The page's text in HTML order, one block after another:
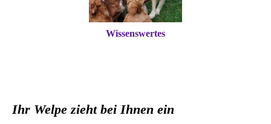
Wissenswertes
Ihr Welpe zieht bei Ihnen ein